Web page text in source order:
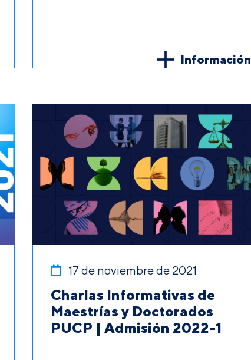
Información
17 de noviembre de 2021
Charlas Informativas de
Maestrías y Doctorados
PUCP | Admisión 2022-1